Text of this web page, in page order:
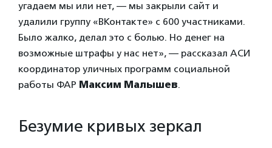
угадаем мы или нет, — мы закрыли сайт и
удалили группу «ВКонтакте» с 600 участниками.
Было жалко, делал это с болью. Но денег на
возможные штрафы у нас нет», — рассказал АСИ
координатор уличных программ социальной
работы ФАР Максим Малышев.
Безумие кривых зеркал